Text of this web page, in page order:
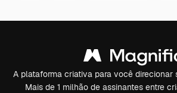
A plataforma criativa para você direcionar
Mais de 1 milhão de assinantes entre